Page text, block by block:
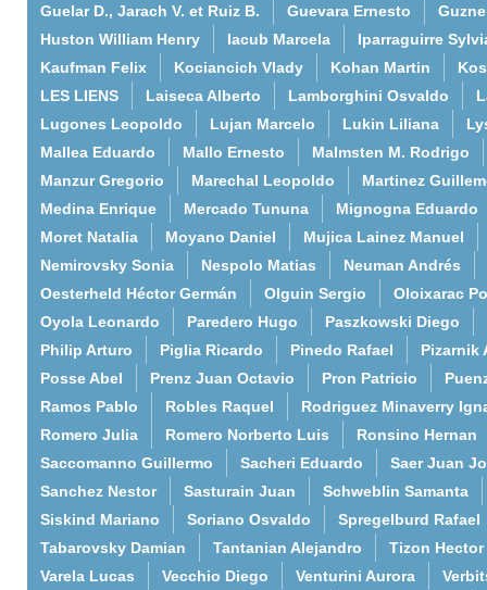
Guelar D., Jarach V. et Ruiz B.
Guevara Ernesto
Huston William Henry
Iacub Marcela
Iparraguirre
Kaufman Felix
Kociancich Vlady Kohan Martin
LES LIENS
Laiseca Alberto Lamborghini Osvaldo
Lugones Leopoldo
Lujan Marcelo Lukin Liliana
Mallea Eduardo
Mallo Ernesto
Malmsten M. Rodrigo
Manzur Gregorio
Marechal Leopoldo
Martinez
Medina Enrique
Mercado Tununa
Mignogna Eduardo
Moret Natalia
Moyano Daniel
Mujica Lainez Manuel
Nemirovsky Sonia
Nespolo Matias
Neuman Andrés
Oesterheld Héctor Germán
Olguin Sergio
Oloixarac
Oyola Leonardo
Paredero Hugo
Paszkowski Diego
Philip Arturo
Piglia Ricardo Pinedo Rafael
Pizarnik
Posse Abel
Prenz Juan Octavio Pron Patricio
Ramos Pablo
Robles Raquel
Rodriguez Minaverry
Romero Julia
Romero Norberto Luis
Ronsino Hernan
Saccomanno Guillermo
Sacheri Eduardo
Saer Juan
Sanchez Nestor
Sasturain Juan
Schweblin Samanta
Siskind Mariano
Soriano Osvaldo
Spregelburd Rafael
Tabarovsky Damian
Tantanian Alejandro
Tizon Hector
Varela Lucas
Vecchio Diego Venturini Aurora